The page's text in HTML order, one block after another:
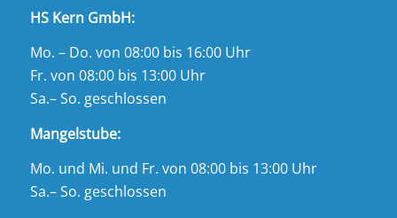
HS Kern GmbH:
Mo. – Do. von 08:00 bis 16:00 Uhr
Fr. von 08:00 bis 13:00 Uhr
Sa.– So. geschlossen
Mangelstube:
Mo. und Mi. und Fr. von 08:00 bis 13:00 Uhr
Sa.– So. geschlossen